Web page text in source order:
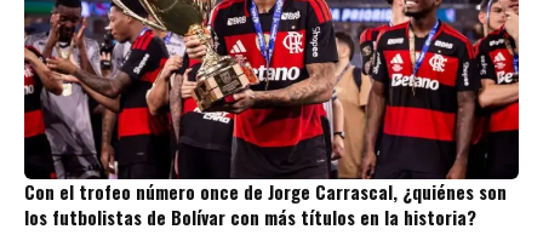
Con el trofeo número once de Jorge Carrascal, ¿quiénes son
los futbolistas de Bolívar con más títulos en la historia?